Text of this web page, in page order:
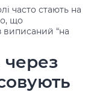
часто стають на
що
виписаний “на